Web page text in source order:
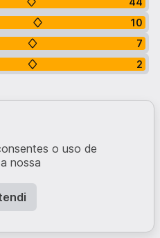
10
7
2
o uso de
nossa